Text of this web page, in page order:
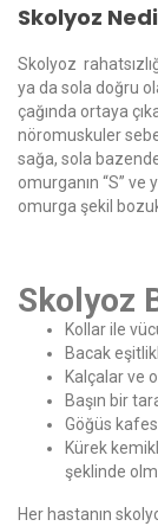
Skolyoz
Skolyoz
ya da sola doğru
çağında ortaya
nöromuskuler
sağa, sola
omurganın “S” ve
omurga şekil
Skolyoz
Kollar ile
Bacak
Kalçalar ve
Başın bir
Göğüs
Kürek
şeklinde
Her hastanın